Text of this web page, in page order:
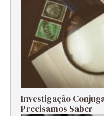
Investigação
Precisamos Saber